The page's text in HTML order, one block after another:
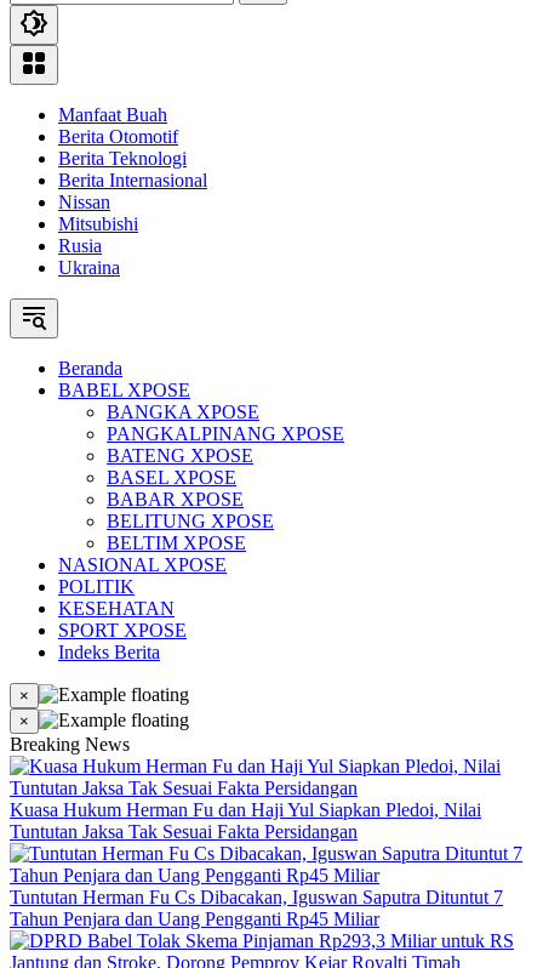
Manfaat Buah
Berita Otomotif
Berita Teknologi
Berita Internasional
Nissan
Mitsubishi
Rusia
Ukraina
Beranda
BABEL XPOSE
BANGKA XPOSE
PANGKALPINANG XPOSE
BATENG XPOSE
BASEL XPOSE
BABAR XPOSE
BELITUNG XPOSE
BELTIM XPOSE
NASIONAL XPOSE
POLITIK
KESEHATAN
SPORT XPOSE
Indeks Berita
×
×
Breaking News
Kuasa Hukum Herman Fu dan Haji Yul Siapkan Pledoi, Nilai
Tuntutan Jaksa Tak Sesuai Fakta Persidangan
Tuntutan Herman Fu Cs Dibacakan, Iguswan Saputra Dituntut 7
Tahun Penjara dan Uang Pengganti Rp45 Miliar